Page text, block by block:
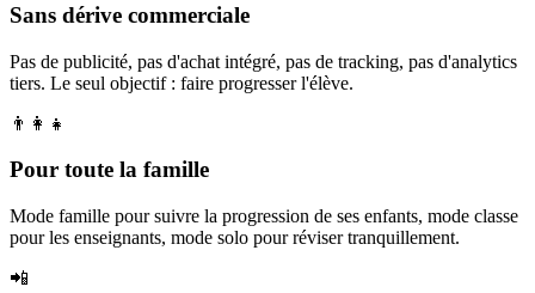
Sans dérive commerciale
Pas de publicité, pas d'achat intégré, pas de tracking, pas d'analytics
tiers. Le seul objectif : faire progresser l'élève.
👨‍👩‍👧
Pour toute la famille
Mode famille pour suivre la progression de ses enfants, mode classe
pour les enseignants, mode solo pour réviser tranquillement.
📲